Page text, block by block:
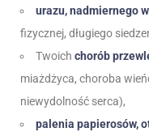
urazu, nadmiernego
fizycznej, długiego
Twoich chorób
miażdżyca, choroba
niewydolność serca),
palenia papierosów,